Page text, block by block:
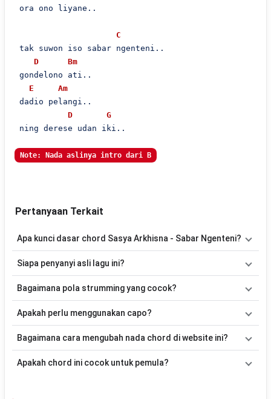
ora ono liyane..
C
tak suwon iso sabar ngenteni..
D
Bm
gondelono ati..
E
Am
dadio pelangi..
D
G
ning derese udan iki..
Note: Nada aslinya intro dari B
Pertanyaan Terkait
Apa kunci dasar chord Sasya Arkhisna - Sabar Ngenteni?
D, Em, Bm, E. Versi chord ini telah disederhanakan sehingga lebih
memainkan lagu ini.
Siapa penyanyi asli lagu ini?
Sasya Arkhisna. Pada halaman ini tersedia versi chord gitar yang
Bagaimana pola strumming yang cocok?
acuan, kamu dapat menggunakan pola
laguSabar Ngenteni.
Apakah perlu menggunakan capo?
kunci dasarG. Jika ingin mengikuti nada asli penyanyi, kamu dapat
kebutuhan.
Bagaimana cara mengubah nada chord di website ini?
Transpose (bawah)untuk menurunkan nada. Seluruh chord akan
Apakah chord ini cocok untuk pemula?